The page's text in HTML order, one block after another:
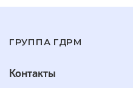
ГРУППА ГДРМ
Контакты